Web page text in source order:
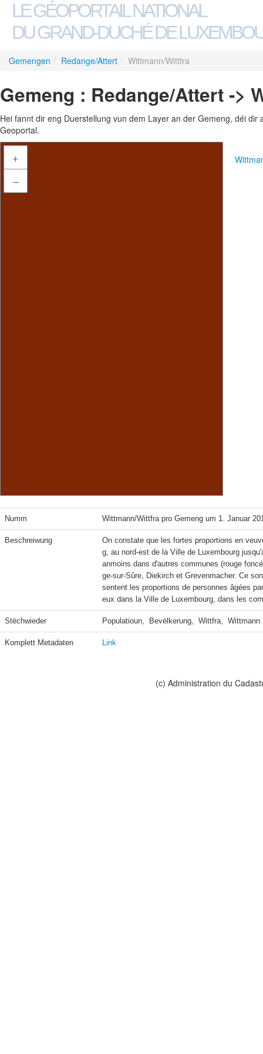
LE GÉOPORTAIL NATIONAL
DU GRAND-DUCHÉ DE
Gemengen / Redange/Attert / Wittmann/Wittfra
Gemeng : Redange/Attert ->
Hei fannt dir eng Duerstellung vun dem Layer an der Gemeng, déi
Geoportal.
+
–
Numm Wittmann/Wittfra pro Gemeng um 1. Januar
Beschreiwung
On constate que les fortes proportions en
g, au nord-est de la Ville de Luxembourg
anmoins dans d'autres communes (rouge
ge-sur-Sûre, Diekirch et Grevenmacher. Ce
sentent les proportions de personnes âgées
eux dans la Ville de Luxembourg, dans les
Stëchwieder Populatioun,  Bevëlkerung,  Wittfra,  Wittmann
Komplett Metadaten Link
(c) Administration du